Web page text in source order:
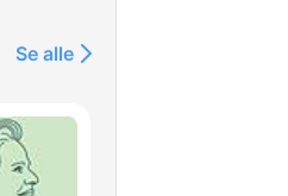
Se alle